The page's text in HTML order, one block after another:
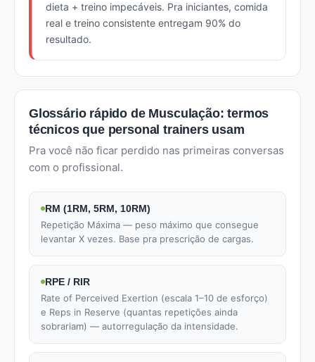
dieta + treino impecáveis. Pra iniciantes, comida
real e treino consistente entregam 90% do
resultado.
Glossário rápido de Musculação: termos
técnicos que personal trainers usam
Pra você não ficar perdido nas primeiras conversas
com o profissional.
RM (1RM, 5RM, 10RM)
Repetição Máxima — peso máximo que consegue
levantar X vezes. Base pra prescrição de cargas.
RPE / RIR
Rate of Perceived Exertion (escala 1–10 de esforço)
e Reps in Reserve (quantas repetições ainda
sobrariam) — autorregulação da intensidade.